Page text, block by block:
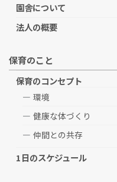
園舎について
法人の概要
保育のこと
保育のコンセプト
環境
健康な体づくり
仲間との共存
1日のスケジュール